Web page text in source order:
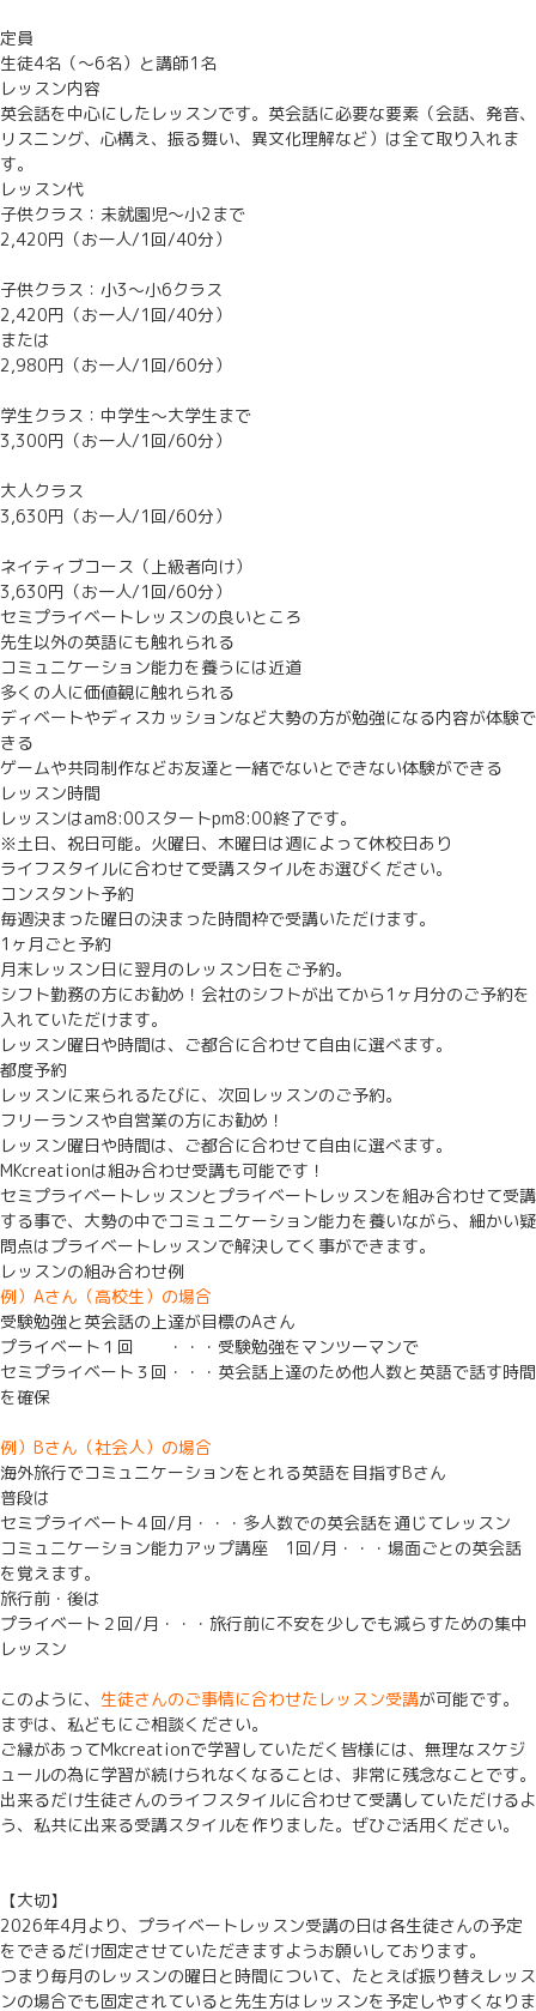
定員
生徒4名（～6名）と講師1名
レッスン内容
英会話を中心にしたレッスンです。英会話に必要な要素（会話、発音、
リスニング、心構え、振る舞い、異文化理解など）は全て取り入れま
す。
レッスン代
子供クラス：未就園児～小2まで
2,420円（お一人/1回/40分）
子供クラス：小3～小6クラス
2,420円（お一人/1回/40分）
または
2,980円（お一人/1回/60分）
学生クラス：中学生～大学生まで
3,300円（お一人/1回/60分）
大人クラス
3,630円（お一人/1回/60分）
ネイティブコース（上級者向け）
3,630円（お一人/1回/60分）
セミプライベートレッスンの良いところ
先生以外の英語にも触れられる
コミュニケーション能力を養うには近道
多くの人に価値観に触れられる
ディベートやディスカッションなど大勢の方が勉強になる内容が体験で
きる
ゲームや共同制作などお友達と一緒でないとできない体験ができる
レッスン時間
レッスンはam8:00スタートpm8:00終了です。
※土日、祝日可能。火曜日、木曜日は週によって休校日あり
ライフスタイルに合わせて受講スタイルをお選びください。
コンスタント予約
毎週決まった曜日の決まった時間枠で受講いただけます。
1ヶ月ごと予約
月末レッスン日に翌月のレッスン日をご予約。
シフト勤務の方にお勧め！会社のシフトが出てから1ヶ月分のご予約を
入れていただけます。
レッスン曜日や時間は、ご都合に合わせて自由に選べます。
都度予約
レッスンに来られるたびに、次回レッスンのご予約。
フリーランスや自営業の方にお勧め！
レッスン曜日や時間は、ご都合に合わせて自由に選べます。
MKcreationは組み合わせ受講も可能です！
セミプライベートレッスンとプライベートレッスンを組み合わせて受講
する事で、大勢の中でコミュニケーション能力を養いながら、細かい疑
問点はプライベートレッスンで解決してく事ができます。
レッスンの組み合わせ例
例）Aさん（高校生）の場合
受験勉強と英会話の上達が目標のAさん
プライベート１回 ・・・受験勉強をマンツーマンで
セミプライベート３回・・・英会話上達のため他人数と英語で話す時間
を確保
例）Bさん（社会人）の場合
海外旅行でコミュニケーションをとれる英語を目指すBさん
普段は
セミプライベート４回/月・・・多人数での英会話を通じてレッスン
コミュニケーション能力アップ講座 1回/月・・・場面ごとの英会話
を覚えます。
旅行前・後は
プライベート２回/月・・・旅行前に不安を少しでも減らすための集中
レッスン
このように、 生徒さんのご事情に合わせたレッスン受講が可能です。
まずは、私どもにご相談ください。
ご縁があってMkcreationで学習していただく皆様には、無理なスケジ
ュールの為に学習が続けられなくなることは、非常に残念なことです。
出来るだけ生徒さんのライフスタイルに合わせて受講していただけるよ
う、私共に出来る受講スタイルを作りました。ぜひご活用ください。
【大切】
2026年4月より、プライベートレッスン受講の日は各生徒さんの予定
をできるだけ固定させていただきますようお願いしております。
つまり毎月のレッスンの曜日と時間について、たとえば振り替えレッス
ンの場合でも固定されていると先生方はレッスンを予定しやすくなりま